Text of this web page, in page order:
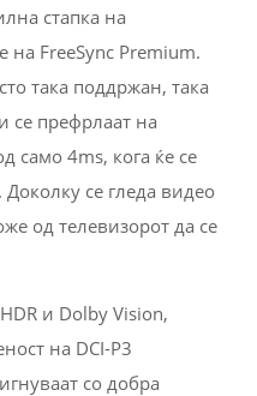
стапка на
на FreeSync Premium.
така поддржан, така
се префрлаат на
само 4ms, кога ќе се
се гледа видео
од телевизорот да се
и Dolby Vision,
на DCI-P3
со добра